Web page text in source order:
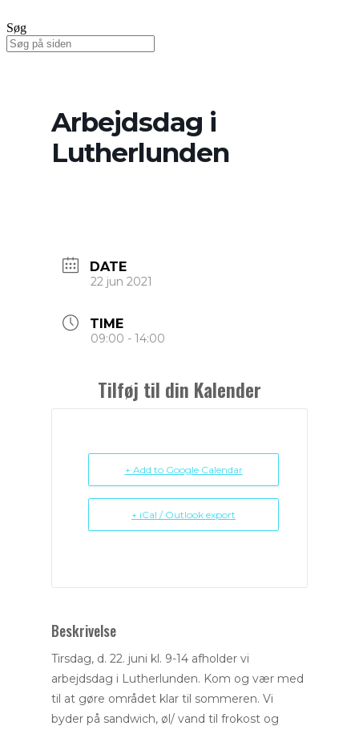
Søg
Arbejdsdag i
Lutherlunden
DATE
22 jun 2021
TIME
09:00 - 14:00
Tilføj til din Kalender
+ Add to Google Calendar
+ iCal / Outlook export
Beskrivelse
Tirsdag, d. 22. juni kl. 9-14 afholder vi
arbejdsdag i Lutherlunden. Kom og vær med
til at gøre området klar til sommeren. Vi
byder på sandwich, øl/ vand til frokost og